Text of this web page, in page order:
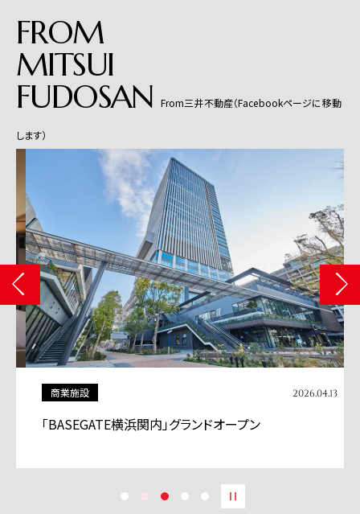
FROM
MITSUI
FUDOSAN From三井不動産（Facebookページに移動
します）
商業施設 2026.04.13
「BASEGATE横浜関内」グランドオープン